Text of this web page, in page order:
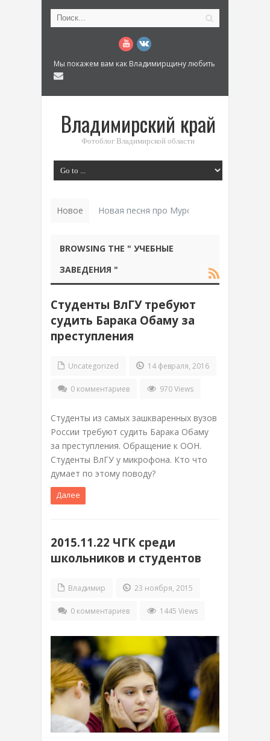
Мы покажем вам как Владимирщину любить
Владимирский край
Фотоблог Владимирской области
Новое Новая песня про Муром: «Былинный
BROWSING THE " УЧЕБНЫЕ
ЗАВЕДЕНИЯ "
Студенты ВлГУ требуют
судить Барака Обаму за
преступления
Uncategorized 14 февраля, 2016
0 комментариев 970 Views
Студенты из самых зашкваренных вузов
России требуют судить Барака Обаму
за преступления. Обращение к ООН.
Студенты ВлГУ у микрофона. Кто что
думает по этому поводу?
Далее
2015.11.22 ЧГК среди
школьников и студентов
Владимир 23 ноября, 2015
0 комментариев 1445 Views